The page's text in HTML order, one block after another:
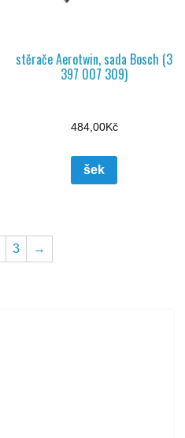
stěrače Aerotwin, sada Bosch (3
397 007 309)
484,00Kč
šek
3 →